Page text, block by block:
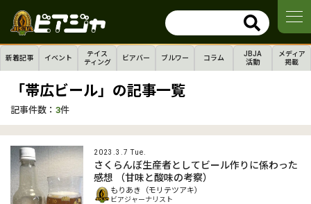
新着記事 イベント
テイス
ティング
ビアバー ブルワー コラム
JBJA
活動
メディア
掲載
「帯広ビール」の記事一覧
記事件数： 3件
2023.3.7 Tue.
さくらんぼ生産者としてビール作りに係わった
感想 （甘味と酸味の考察）
もりあき（モリテツアキ）
ビアジャーナリスト